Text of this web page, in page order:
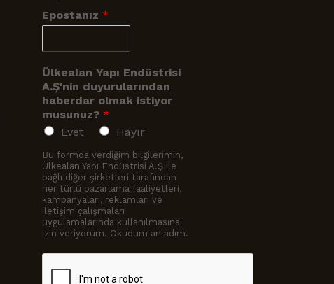
Epostanız *
Ülkealan Yapı Endüstrisi
A.Ş'nin duyurularından
haberdar olmak istiyor
musunuz? *
Evet
Hayır
Bu formda verdiğim bilgilerimin,
Ülkealan Yapı Endüstrisi A.Ş ile
bağlı diğer şirketleri tarafından
her türlü pazarlama faaliyetleri,
kampanyaları, reklamları ve
iletişim çalışmaları
uygulamalarında kullanılmasına
izin veriyorum. Okudum anladım.